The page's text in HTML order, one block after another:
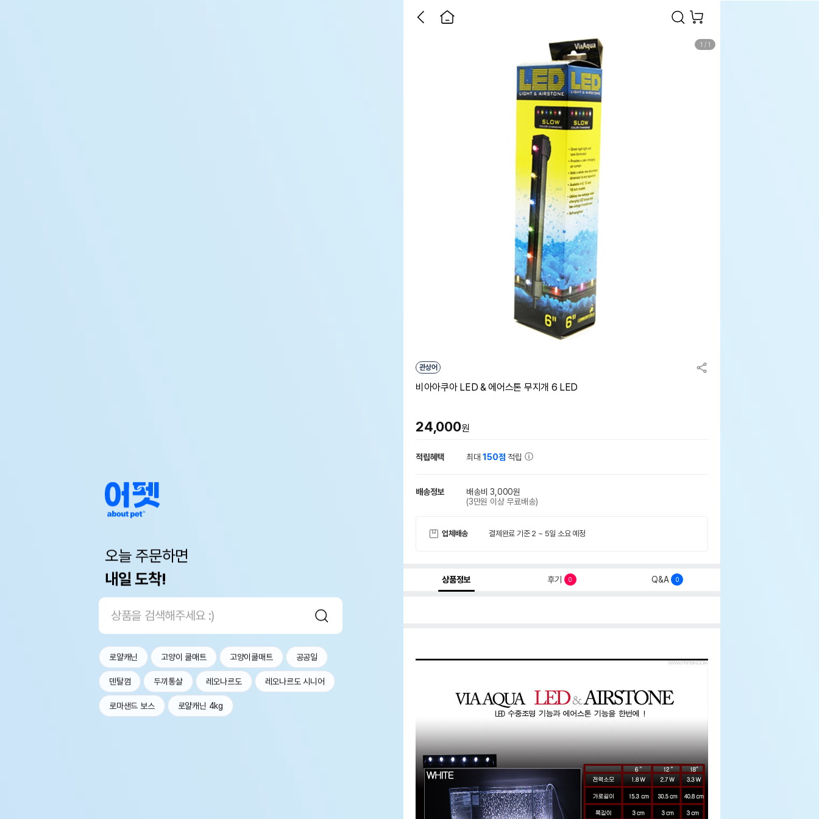
오늘 주문하면
내일 도착!
로얄캐닌 고양이 쿨매트 고양이쿨매트 공공일
덴탈껌 두끼통살 레오나르도 레오나르도 시니어
로마샌드 보스 로얄캐닌 4kg
1 / 1
관상어
비아아쿠아 LED & 에어스톤 무지개 6 LED
24,000원
적립혜택 최대150점 적립
배송정보
배송비 3,000원
(3만원 이상 무료배송)
업체배송 결제완료 기준 2 ~ 5일 소요 예정
상품정보 후기 0 Q&A 0